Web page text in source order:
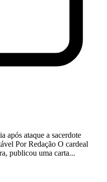
após ataque a sacerdote
Por Redação O cardeal
publicou uma carta...